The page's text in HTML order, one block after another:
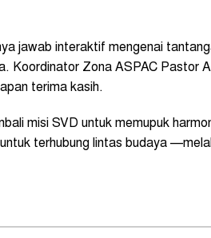
jawab interaktif mengenai
Koordinator Zona ASPAC Pastor
terima kasih.
misi SVD untuk memupuk
terhubung lintas budaya